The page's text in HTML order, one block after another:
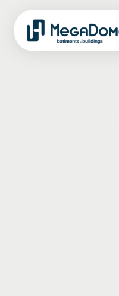
Publié le